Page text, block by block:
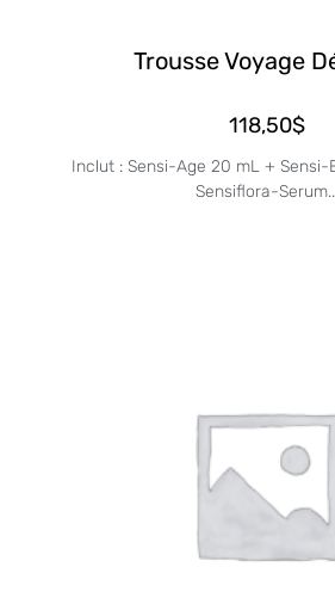
Trousse Voyage
118,50$
Inclut : Sensi-Age 20 mL + Sensi-
Sensiflora-